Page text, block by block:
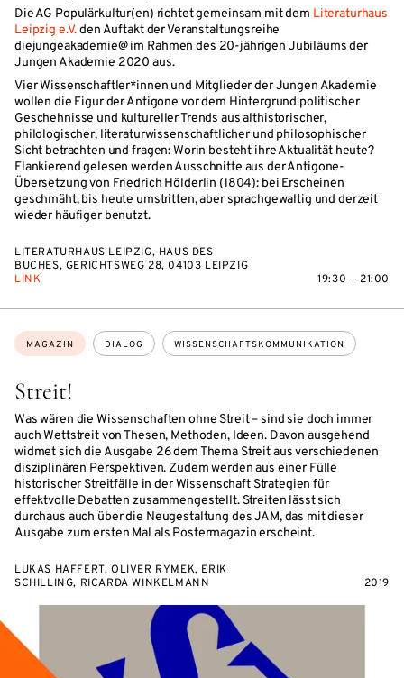
Die AG Populärkultur(en) richtet gemeinsam mit dem Literaturhaus
Leipzig e.V.den Auftakt der Veranstaltungsreihe
diejungeakademie@ im Rahmen des 20-jährigen Jubiläums der
Jungen Akademie 2020 aus.
Vier Wissenschaftler*innen und Mitglieder der Jungen Akademie
wollen die Figur der Antigone vor dem Hintergrund politischer
Geschehnisse und kultureller Trends aus althistorischer,
philologischer, literaturwissenschaftlicher und philosophischer
Sicht betrachten und fragen: Worin besteht ihre Aktualität heute?
Flankierend gelesen werden Ausschnitte aus der Antigone-
Übersetzung von Friedrich Hölderlin (1804): bei Erscheinen
geschmäht, bis heute umstritten, aber sprachgewaltig und derzeit
wieder häufiger benutzt.
LITERATURHAUS LEIPZIG, HAUS DES
BUCHES, GERICHTSWEG 28, 04103 LEIPZIG
LINK
19:30 — 21:00
Streit!
Was wären die Wissenschaften ohne Streit – sind sie doch immer
auch Wettstreit von Thesen, Methoden, Ideen. Davon ausgehend
widmet sich die Ausgabe 26 dem Thema Streit aus verschiedenen
disziplinären Perspektiven. Zudem werden aus einer Fülle
historischer Streitfälle in der Wissenschaft Strategien für
effektvolle Debatten zusammengestellt. Streiten lässt sich
durchaus auch über die Neugestaltung des JAM, das mit dieser
Ausgabe zum ersten Mal als Postermagazin erscheint.
Themen:
MAGAZIN DIALOG WISSENSCHAFTSKOMMUNIKATION
LUKAS HAFFERT, OLIVER RYMEK, ERIK
SCHILLING, RICARDA WINKELMANN
2019